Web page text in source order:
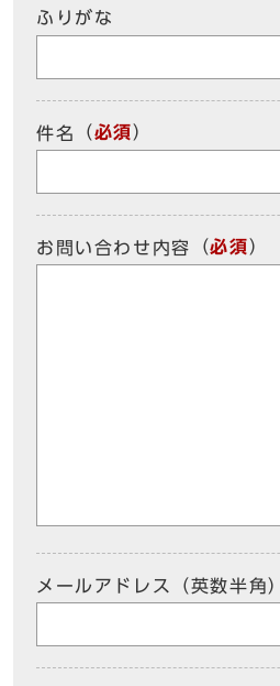
ふりがな
件名 （必須）
お問い合わせ内容 （必須）
メールアドレス（英数半角）